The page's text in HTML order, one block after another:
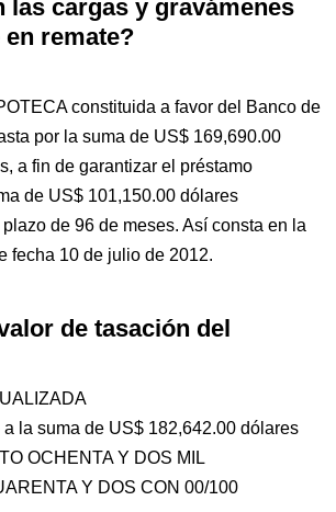
cargas y gravámenes
remate?
constituida a favor del Banco de
por la suma de US$ 169,690.00
a fin de garantizar el préstamo
de US$ 101,150.00 dólares
de 96 de meses. Así consta en la
fecha 10 de julio de 2012.
de tasación del
la suma de US$ 182,642.00 dólares
OCHENTA Y DOS MIL
Y DOS CON 00/100